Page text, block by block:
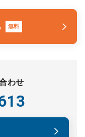
無料
わせ